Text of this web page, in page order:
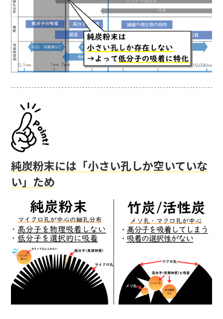
純炭粉末には「小さい孔しか空いていな
い」ため